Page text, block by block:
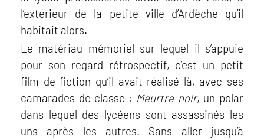
l’extérieur de la petite ville d’Ardèche qu’il
habitait alors.
Le matériau mémoriel sur lequel il s’appuie
pour son regard rétrospectif, c’est un petit
film de fiction qu’il avait réalisé là, avec ses
camarades de classe : Meurtre noir, un polar
dans lequel des lycéens sont assassinés les
uns après les autres. Sans aller jusqu’à